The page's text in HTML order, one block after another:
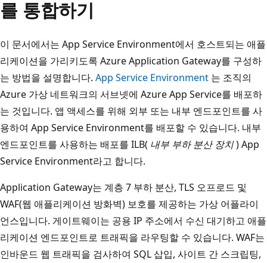
를 통합하기
이 문서에서는 App Service Environment에서 호스트되는 애플
리케이션을 가리키도록 Azure Application Gateway를 구성하
는 방법을 설명합니다. App Service Environment 는 조직의
Azure 가상 네트워크의 서브넷에 Azure App Service를 배포하
는 것입니다. 앱 액세스를 위해 외부 또는 내부 엔드포인트를 사
용하여 App Service Environment를 배포할 수 있습니다. 내부
엔드포인트를 사용하는 배포를 ILB( 내부 부하 분산 장치) App
Service Environment라고 합니다.
Application Gateway는 계층 7 부하 분산, TLS 오프로드 및
WAF(웹 애플리케이션 방화벽) 보호를 제공하는 가상 어플라이
언스입니다. 게이트웨이는 공용 IP 주소에서 수신 대기하고 애플
리케이션 엔드포인트로 트래픽을 라우팅할 수 있습니다. WAF는
인바운드 웹 트래픽을 검사하여 SQL 삽입, 사이트 간 스크립팅,